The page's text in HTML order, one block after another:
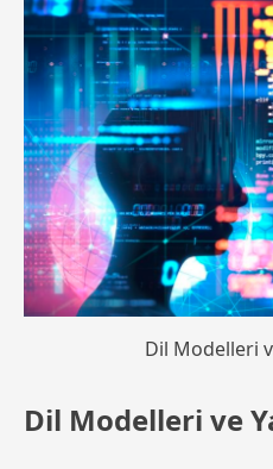
Dil Modelleri
Dil Modelleri ve